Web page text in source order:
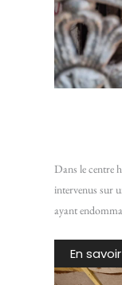
Dans le centre
intervenus sur
ayant
En